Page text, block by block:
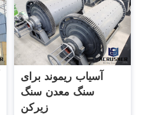
آسیاب ریموند برای
سنگ معدن سنگ
زیرکن